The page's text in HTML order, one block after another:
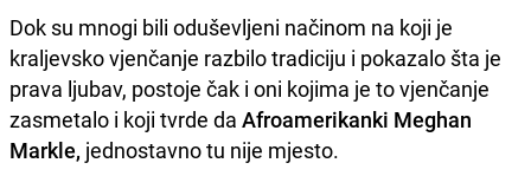
Dok su mnogi bili oduševljeni načinom na koji je
kraljevsko vjenčanje razbilo tradiciju i pokazalo šta je
prava ljubav, postoje čak i oni kojima je to vjenčanje
zasmetalo i koji tvrde da Afroamerikanki Meghan
Markle, jednostavno tu nije mjesto.